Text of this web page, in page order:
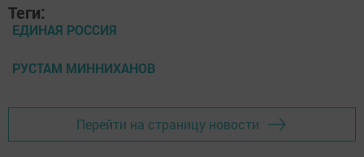
Теги:
ЕДИНАЯ РОССИЯ
РУСТАМ МИННИХАНОВ
Перейти на страницу новости